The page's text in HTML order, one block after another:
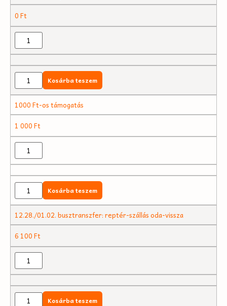
0Ft
Kosárba teszem
1000 Ft-os támogatás
1 000Ft
Kosárba teszem
12.28./01.02. busztranszfer: reptér-szállás oda-vissza
6 100Ft
Kosárba teszem